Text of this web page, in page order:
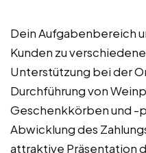
Dein Aufgabenbereich
Kunden zu
Unterstützung bei der
Durchführung von
Geschenkkörben und -
Abwicklung des
attraktive Präsentation